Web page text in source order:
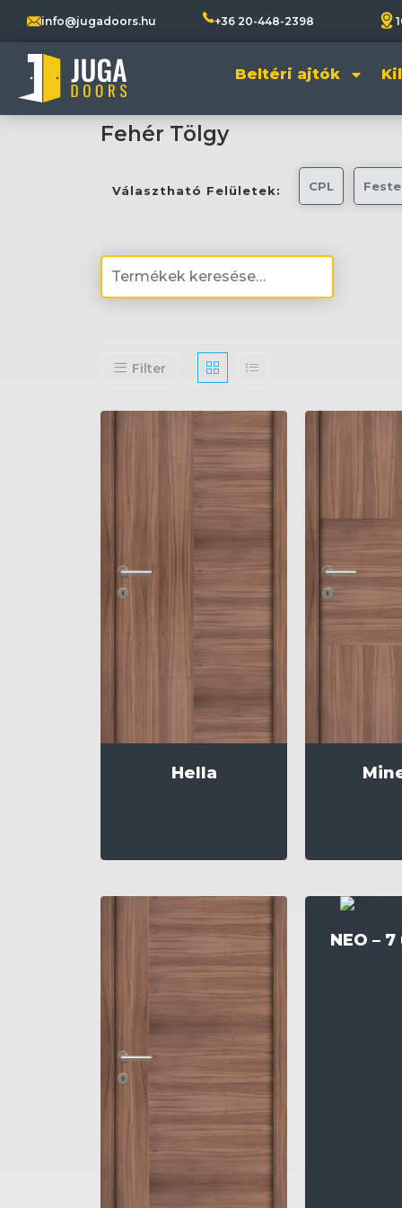
info@jugadoors.hu +36 20-448-2398
Beltéri ajtók
Fehér Tölgy
Választható Felületek: CPL
Filter
Hella
NEO –